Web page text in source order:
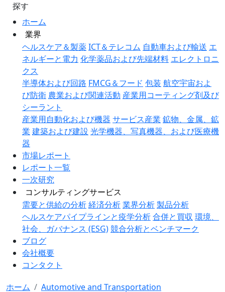
ホーム
業界
ヘルスケア＆製薬ICT＆テレコム 自動車および輸送 エ
ネルギーと電力 化学薬品および先端材料 エレクトロニ
クス
半導体および回路 FMCG＆フード 包装 航空宇宙およ
び防衛 農業および関連活動 産業用コーティング剤及び
シーラント
産業用自動化および機器 サービス産業 鉱物、金属、鉱
業 建築および建設 光学機器、写真機器、および医療機
器
市場レポート
レポート一覧
一次研究
コンサルティングサービス
需要と供給の分析経済分析業界分析製品分析
ヘルスケアパイプラインと疫学分析合併と買収 環境、
社会、ガバナンス (ESG)競合分析とベンチマーク
ブログ
会社概要
コンタクト
探す
ホーム
Automotive and Transportation